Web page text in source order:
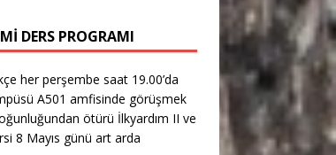
DERS PROGRAMI
her perşembe saat 19.00’da
A501 amfisinde görüşmek
ötürü İlkyardım II ve
8 Mayıs günü art arda